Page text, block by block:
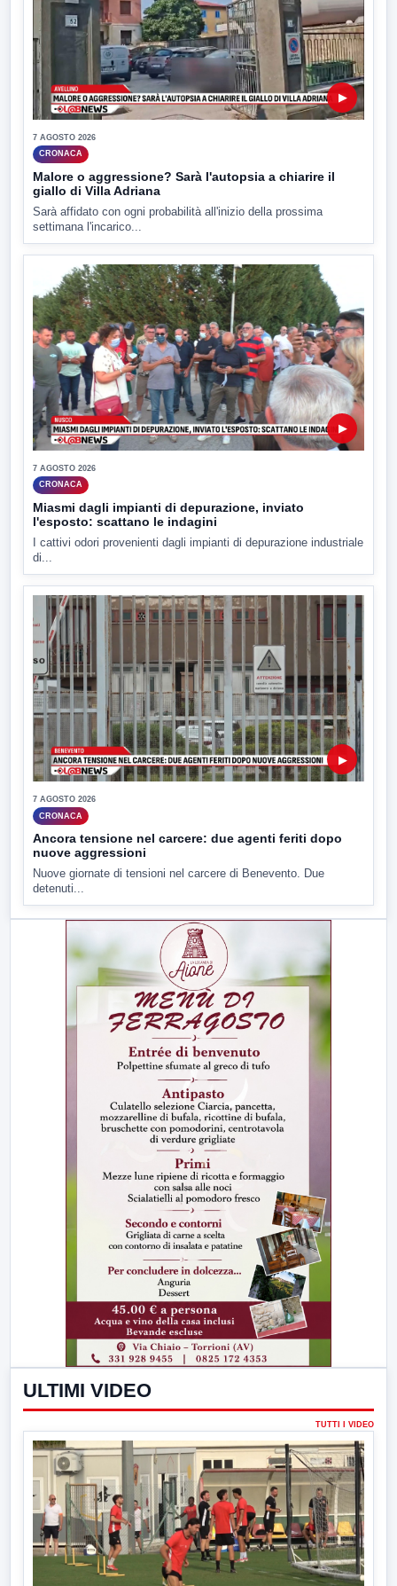
▶
7 AGOSTO 2026
CRONACA
Malore o aggressione? Sarà l'autopsia a chiarire il
giallo di Villa Adriana
Sarà affidato con ogni probabilità all'inizio della prossima
settimana l'incarico...
▶
7 AGOSTO 2026
CRONACA
Miasmi dagli impianti di depurazione, inviato
l'esposto: scattano le indagini
I cattivi odori provenienti dagli impianti di depurazione industriale
di...
▶
7 AGOSTO 2026
CRONACA
Ancora tensione nel carcere: due agenti feriti dopo
nuove aggressioni
Nuove giornate di tensioni nel carcere di Benevento. Due
detenuti...
ULTIMI VIDEO
TUTTI I VIDEO